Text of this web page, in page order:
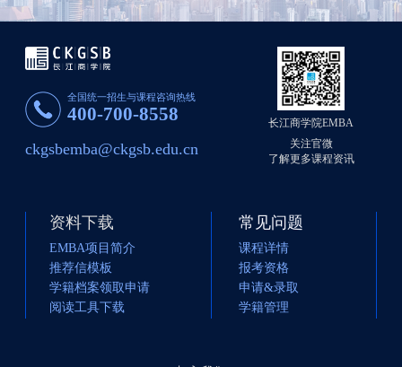
全国统一招生与课程咨询热线
400-700-8558
ckgsbemba@ckgsb.edu.cn
长江商学院EMBA
关注官微
了解更多课程资讯
资料下载
EMBA项目简介
推荐信模板
学籍档案领取申请
阅读工具下载
常见问题
课程详情
报考资格
申请&录取
学籍管理